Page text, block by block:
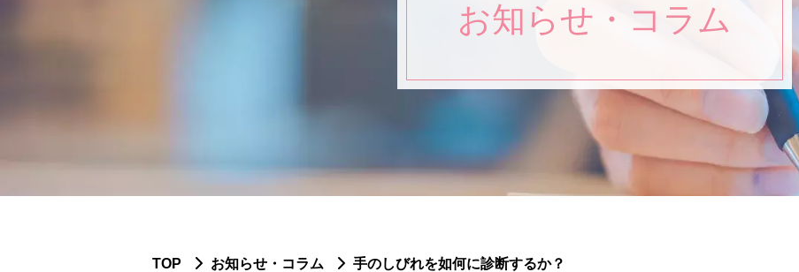
お知らせ・コラム
TOP お知らせ・コラム 手のしびれを如何に診断するか？